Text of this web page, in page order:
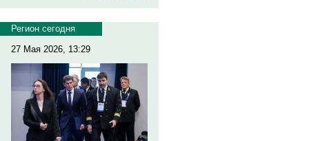
Регион сегодня
27 Мая 2026, 13:29